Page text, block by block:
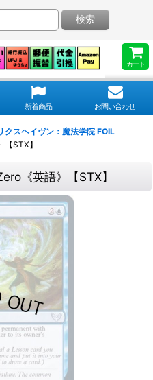
カート
検索
新着商品 お問い合わせ
クスヘイヴン：魔法学院 FOIL
STX】
《英語》【STX】